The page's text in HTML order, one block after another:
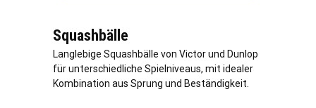
Squashbälle
Langlebige Squashbälle von Victor und Dunlop
für unterschiedliche Spielniveaus, mit idealer
Kombination aus Sprung und Beständigkeit.